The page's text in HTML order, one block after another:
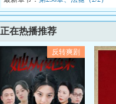
正在热播推荐
反转爽剧